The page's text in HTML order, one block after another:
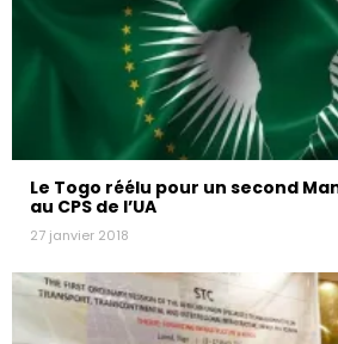
Le Togo réélu pour un second
au CPS de l’UA
27 janvier 2018